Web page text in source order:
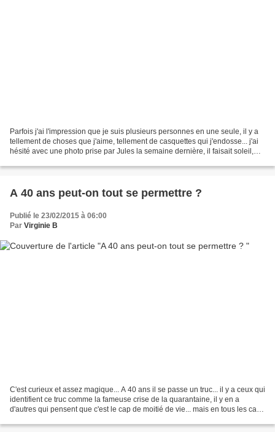
Parfois j'ai l'impression que je suis plusieurs personnes en une seule, il y a
tellement de choses que j'aime, tellement de casquettes qui j'endosse... j'ai
hésité avec une photo prise par Jules la semaine dernière, il faisait soleil,
A 40 ans peut-on tout se permettre ?
Publié le 23/02/2015 à 06:00
Par Virginie B
C'est curieux et assez magique... A 40 ans il se passe un truc... il y a ceux qui
identifient ce truc comme la fameuse crise de la quarantaine, il y en a
d'autres qui pensent que c'est le cap de moitié de vie... mais en tous les cas